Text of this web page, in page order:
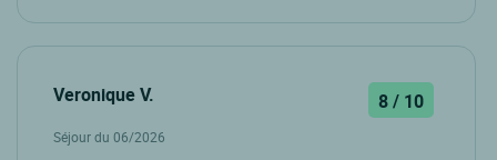
Veronique V. 8 / 10
Séjour du 06/2026